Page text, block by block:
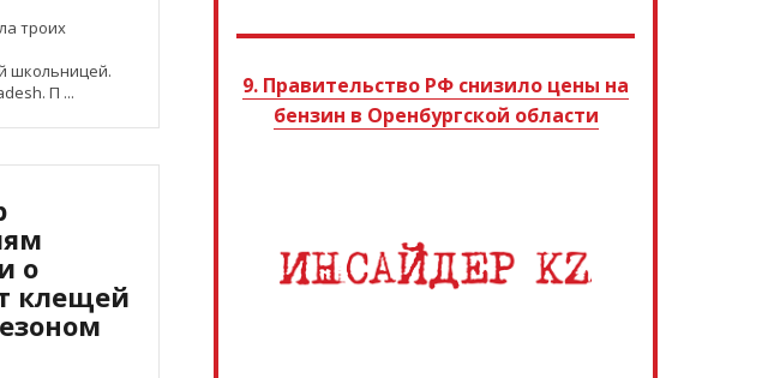
троих
школьницей.
П ...
о
клещей
9. Правительство РФ снизило цены на
бензин в Оренбургской области